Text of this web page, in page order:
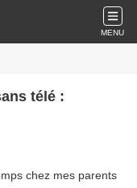
MENU
télé :
chez mes parents